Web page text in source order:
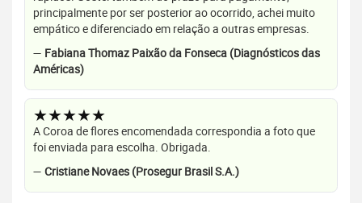
principalmente por ser posterior ao ocorrido, achei muito
empático e diferenciado em relação a outras empresas.
— Fabiana Thomaz Paixão da Fonseca (Diagnósticos das
Américas)
★★★★★
A Coroa de flores encomendada correspondia a foto que
foi enviada para escolha. Obrigada.
— Cristiane Novaes (Prosegur Brasil S.A.)